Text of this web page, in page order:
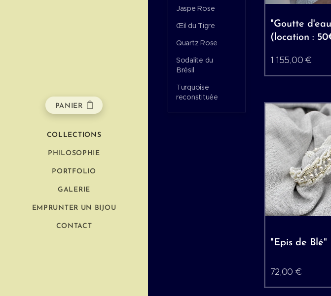
PANIER
COLLECTIONS
PHILOSOPHIE
PORTFOLIO
GALERIE
EMPRUNTER UN BIJOU
CONTACT
Jaspe Rose
Œil du Tigre
Quartz Rose
Sodalite du
Brésil
Turquoise
reconstituée
"Goutte
(location :
1 155,00 €
"Epis de Blé"
72,00 €